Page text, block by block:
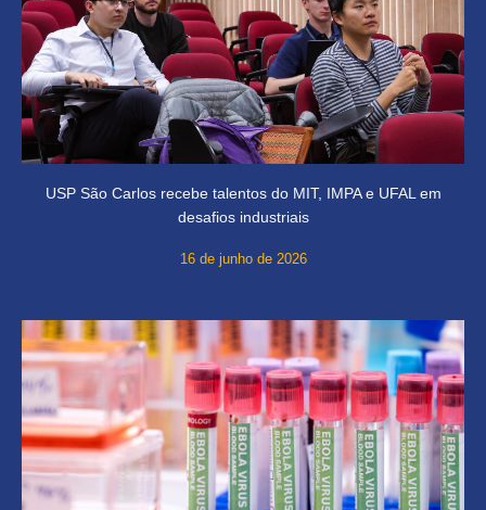
USP São Carlos recebe talentos do MIT, IMPA e UFAL em
desafios industriais
16 de junho de 2026